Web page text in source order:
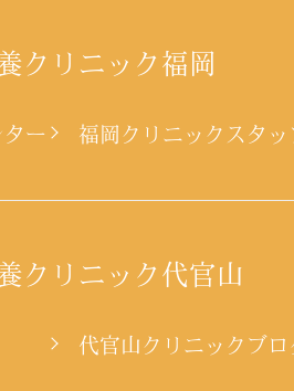
クリニック福岡
ー 福岡クリニックスタッ
クリニック代官山
代官山クリニックブロ